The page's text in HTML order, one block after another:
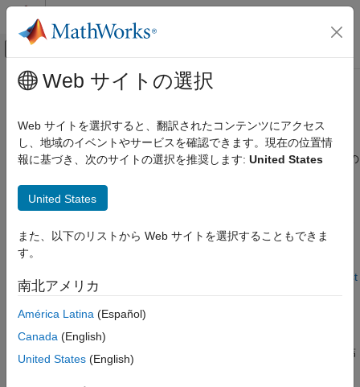
コンテンツへスキップ
オフキャンバス ナビゲーション メ
ドキュメンテーションのホーム
Simulink Test
テスト作成
Simulink Test
テスト作成
評価、基準、検証
テスト ステップと評価の定義
遷移演算子
メインコンテンツ
テスト ステップと評価の定義
Test SequenceおよびTest Assessment ブロックでテスト ステ
ップ アクション、遷移、および評価を作成することで、モデルの
Test Sequenceブロックおよび
遷移には、string の比較などの string に加え、評価ステートメン
ト、信号生成関数、および関係演算子を含めることができます。
詳細については、
Test
Sequence エディターを参照してください。
シミュレーションを検証し、シミュレーションを停止し、検証結
果を返すには、評価のステートメントを使用します。
Web サイトの選択
Web サイトを選択すると、翻訳されたコンテンツにアクセス
し、地域のイベントやサービスを確認できます。現在の位置情
報に基づき、次のサイトの選択を推奨します: United States
United States
また、以下のリストから Web サイトを選択することもできま
す。
南北アメリカ
América Latina (Español)
Canada (English)
United States (English)